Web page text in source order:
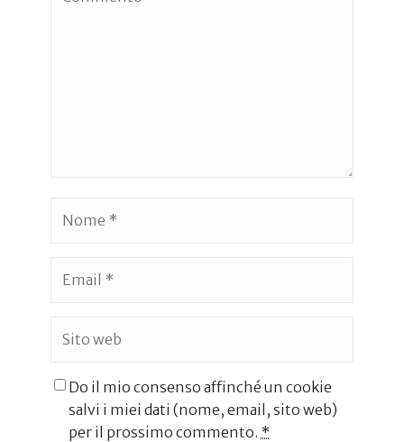
Do il mio consenso affinché un cookie
salvi i miei dati (nome, email, sito web)
per il prossimo commento. *